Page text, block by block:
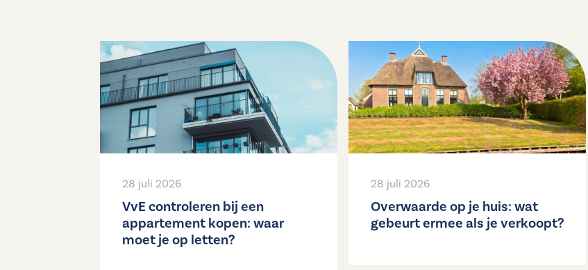
28 juli 2026
VvE controleren bij een
appartement kopen: waar
moet je op letten?
28 juli 2026
Overwaarde op je huis: wat
gebeurt ermee als je verkoopt?